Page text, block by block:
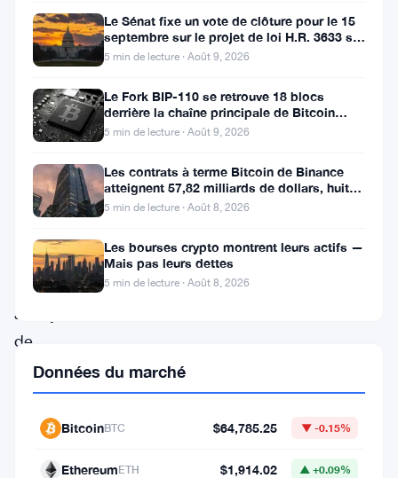
Dans
monde
des
cryptomonnaies,
l’identité
Satoshi
créateur
anonyme
de
Bitcoin,
est
Le Sénat fixe un vote de clôture pour le 15
septembre sur le projet de loi H.R. 3633 sur
le marché des cryptos
5 min de lecture · Août 9, 2026
Le Fork BIP-110 se retrouve 18 blocs
derrière la chaîne principale de Bitcoin
après la scission des Roughnecks
5 min de lecture · Août 9, 2026
Les contrats à terme Bitcoin de Binance
atteignent 57,82 milliards de dollars, huit
fois le volume du marché
5 min de lecture · Août 8, 2026
Les bourses crypto montrent leurs actifs —
Mais pas leurs dettes
5 min de lecture · Août 8, 2026
Données du marché
BitcoinBTC $64,785.25 ▼ -0.15%
EthereumETH $1,914.02 ▲ +0.09%